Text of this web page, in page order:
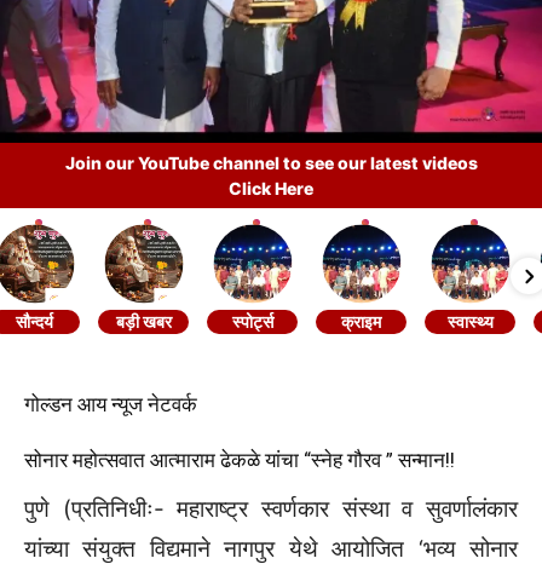
Join our YouTube channel to see our latest videos
Click Here
सौन्दर्य बड़ी खबर स्पोर्ट्स क्राइम स्वास्थ्य
गोल्डन आय न्यूज नेटवर्क
सोनार महोत्सवात आत्माराम ढेकळे यांचा “स्नेह गौरव ” सन्मान!!
पुणे (प्रतिनिधीः- महाराष्ट्र स्वर्णकार संस्था व सुवर्णालंकार
यांच्या संयुक्त विद्यमाने नागपुर येथे आयोजित ‘भव्य सोनार